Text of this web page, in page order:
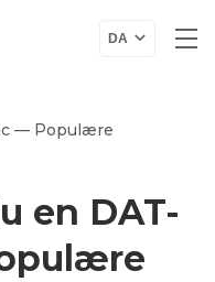
DA
— Populære
en DAT-